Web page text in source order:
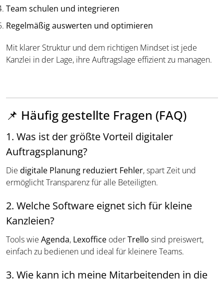
Team schulen und integrieren
Regelmäßig auswerten und optimieren
Mit klarer Struktur und dem richtigen Mindset ist jede
Kanzlei in der Lage, ihre Auftragslage effizient zu managen.
📌 Häufig gestellte Fragen (FAQ)
1. Was ist der größte Vorteil digitaler
Auftragsplanung?
Die digitale Planung reduziert Fehler, spart Zeit und
ermöglicht Transparenz für alle Beteiligten.
2. Welche Software eignet sich für kleine
Kanzleien?
Tools wie Agenda, Lexoffice oderTrello sind preiswert,
einfach zu bedienen und ideal für kleinere Teams.
3. Wie kann ich meine Mitarbeitenden in die